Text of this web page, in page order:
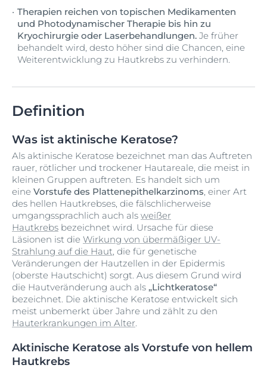
Therapien reichen von topischen Medikamenten
und Photodynamischer Therapie bis hin zu
Kryochirurgie oder Laserbehandlungen. Je früher
behandelt wird, desto höher sind die Chancen, eine
Weiterentwicklung zu Hautkrebs zu verhindern.
Definition
Was ist aktinische Keratose?
Als aktinische Keratose bezeichnet man das Auftreten
rauer, rötlicher und trockener Hautareale, die meist in
kleinen Gruppen auftreten. Es handelt sich um
eine Vorstufe des Plattenepithelkarzinoms, einer Art
des hellen Hautkrebses, die fälschlicherweise
umgangssprachlich auch als weißer
Hautkrebs bezeichnet wird. Ursache für diese
Läsionen ist die Wirkung von übermäßiger UV-
Strahlung auf die Haut, die für genetische
Veränderungen der Hautzellen in der Epidermis
(oberste Hautschicht) sorgt. Aus diesem Grund wird
die Hautveränderung auch als „Lichtkeratose“
bezeichnet. Die aktinische Keratose entwickelt sich
meist unbemerkt über Jahre und zählt zu den
Hauterkrankungen im Alter.
Aktinische Keratose als Vorstufe von hellem
Hautkrebs